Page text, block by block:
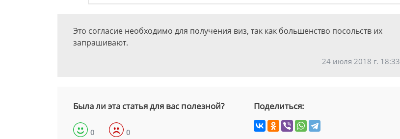
Это согласие необходимо для получения виз, так как большенство посольств их
запрашивают.
24 июля 2018 г. 18:33
Была ли эта статья для вас полезной?
0 0
Поделиться: